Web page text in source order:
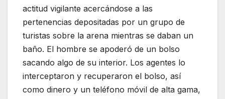
actitud vigilante acercándose a las
pertenencias depositadas por un grupo de
turistas sobre la arena mientras se daban un
baño. El hombre se apoderó de un bolso
sacando algo de su interior. Los agentes lo
interceptaron y recuperaron el bolso, así
como dinero y un teléfono móvil de alta gama,